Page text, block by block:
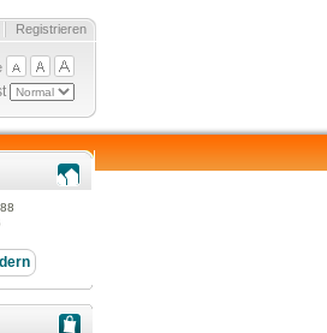
Registrieren